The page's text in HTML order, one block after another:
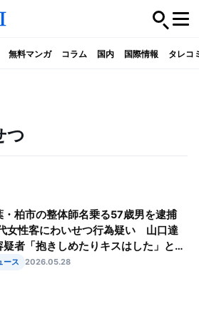
無料マンガ コラム 国内 国際情報 タレコ
つ
・柏市の整体師名乗る57歳男を逮捕
女性客にわいせつ行為疑い 山口達
疑者「抱きしめたりキスはした」と一
める
ース 2026.05.28